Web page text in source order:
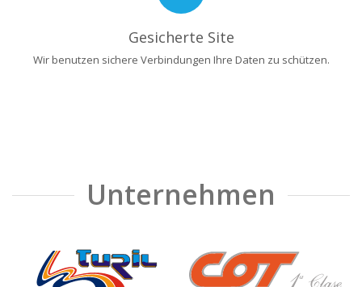
Gesicherte Site
Wir benutzen sichere Verbindungen Ihre Daten zu schützen.
Unternehmen
❮ ❯